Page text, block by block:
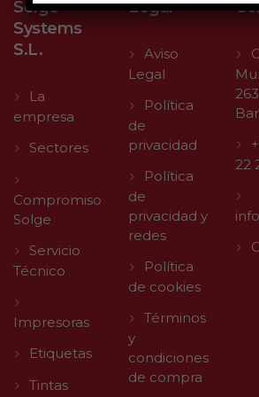
Solge
Systems
S.L.
La
empresa
Sectores
Compromiso
Solge
Servicio
Técnico
Impresoras
Etiquetas
Tintas
Legal
Aviso
Legal
Política
de
privacidad
Política
de
privacidad y
redes
Política
de cookies
Términos
y
condiciones
de compra
22